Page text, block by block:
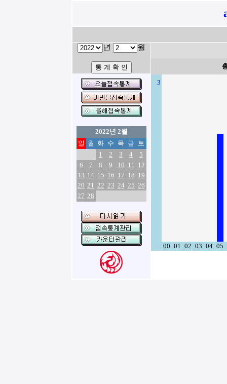
년 월
2022년 2월
일 월 화 수 목 금 토
1
2 3 4
5
6
7 8 9 10 11 12
13 14 15 16 17 18 19
20 21 22 23 24 25 26
27 28
3
00 01 02 03 04 05